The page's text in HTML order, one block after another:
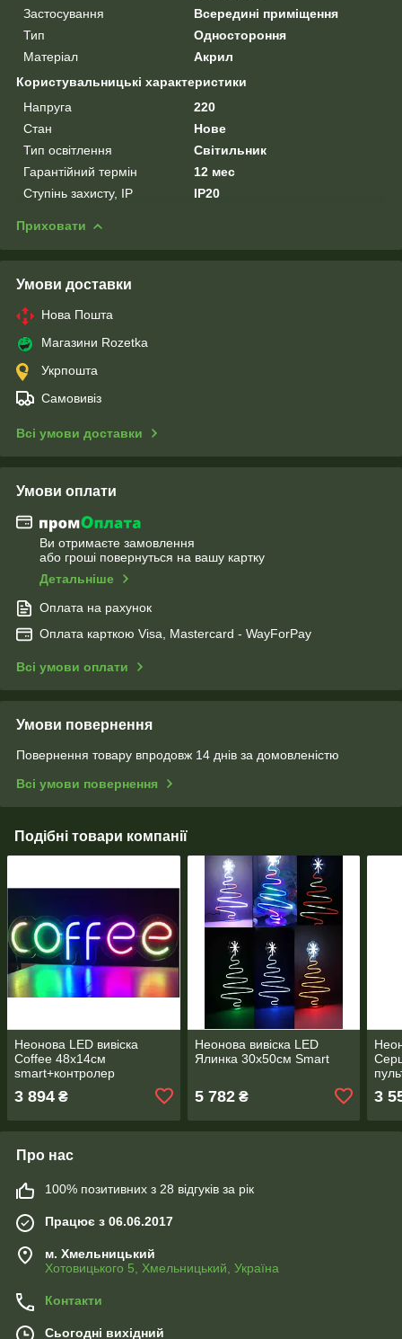
Застосування
Всередині приміщення
Тип
Одностороння
Матеріал
Акрил
Користувальницькі характеристики
Напруга
220
Стан
Нове
Тип освітлення
Світильник
Гарантійний термін
12 мес
Ступінь захисту, IP
IP20
Приховати
Умови доставки
Нова Пошта
Магазини Rozetka
Укрпошта
Самовивіз
Всі умови доставки
Умови оплати
Ви отримаєте замовлення
або гроші повернуться на вашу картку
Детальніше
Оплата на рахунок
Оплата карткою Visa, Mastercard - WayForPay
Всі умови оплати
Умови повернення
Повернення товару впродовж 14 днів за домовленістю
Всі умови повернення
Подібні товари компанії
Неонова LED вивіска
Coffee 48х14cм
smart+контролер
3 894 ₴
Неонова вивіска LED
Ялинка 30х50см Smart
5 782₴ 3
Про нас
100% позитивних з 28 відгуків за рік
Працює з 06.06.2017
м. Хмельницький
Хотовицького 5, Хмельницький, Україна
Контакти
Сьогодні вихідний